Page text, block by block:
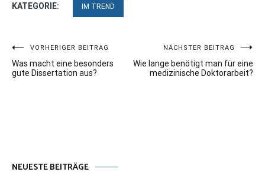
KATEGORIE: IM TREND
Beitragsnavigation
VORHERIGER BEITRAG
Was macht eine besonders
gute Dissertation aus?
NÄCHSTER BEITRAG
Wie lange benötigt man für eine
medizinische Doktorarbeit?
NEUESTE BEITRÄGE